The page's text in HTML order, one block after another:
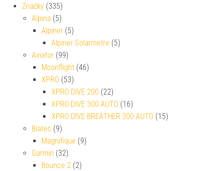
Značky (335)
Alpina (5)
Alpiner (5)
Alpiner Solarmetre (5)
Aviator (99)
Moonflight (46)
XPRO (53)
XPRO DIVE 200 (22)
XPRO DIVE 300 AUTO (16)
XPRO DIVE BREATHER 300 AUTO (15)
Biatec (9)
Magnifique (9)
Garmin (32)
Bounce 2 (2)